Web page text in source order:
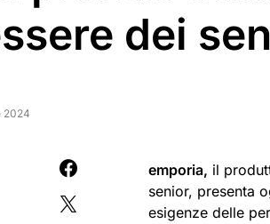
dei
2024
emporia, il
senior, presenta
esigenze delle